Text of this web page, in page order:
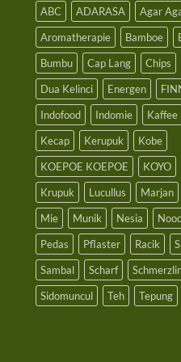
ABC ADARASA
Agar
Aromatherapie
Bamboe
Bumbu
Cap Lang Chips
Dua Kelinci
Energen
Indofood
Indomie Kaffee
Kecap
Kerupuk
Kobe
KOEPOE KOEPOE
KOYO
Krupuk
Lucullus Marjan
Mie
Munik Nesia
Pedas
Pflaster Racik
Sambal
Scharf
Sidomuncul
Teh Tepung